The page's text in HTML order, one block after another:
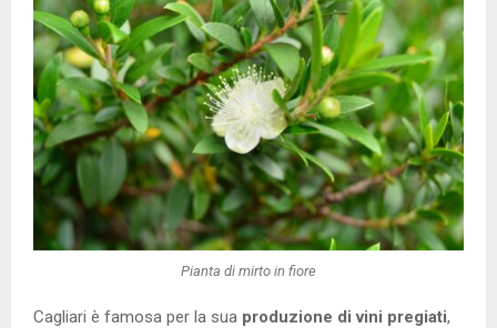
Pianta di mirto in fiore
Cagliari è famosa per la sua produzione di vini pregiati,